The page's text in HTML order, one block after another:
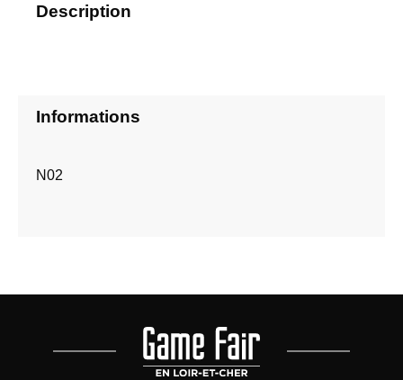
Description
Informations
N02